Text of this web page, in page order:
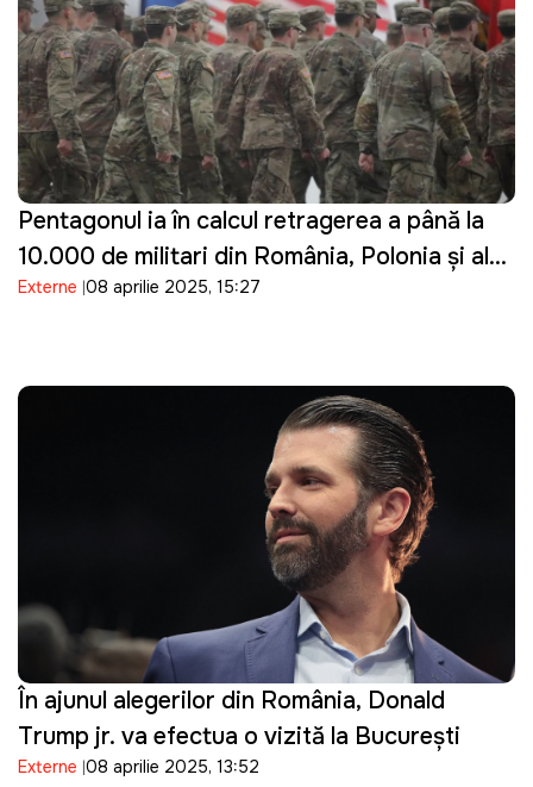
Pentagonul ia în calcul retragerea a până la
10.000 de militari din România, Polonia și alte
țări din Europa de Est
Externe 08 aprilie 2025, 15:27
În ajunul alegerilor din România, Donald
Trump jr. va efectua o vizită la București
Externe 08 aprilie 2025, 13:52